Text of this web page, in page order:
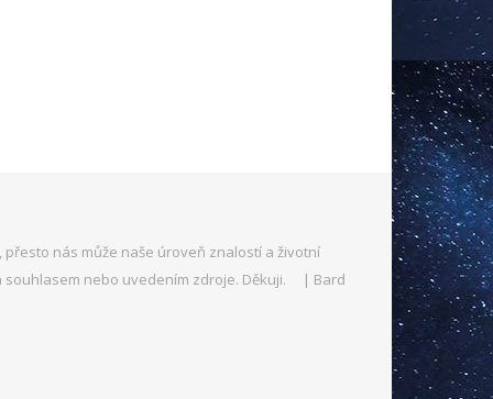
nás může naše úroveň znalostí a životní
souhlasem nebo uvedením zdroje. Děkuji. | Bard